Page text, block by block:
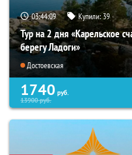
03:44:08 Купили:39
Тур на 2 дня «Карельское
берегу Ладоги»
Достоевская
1740 руб.
13900руб.